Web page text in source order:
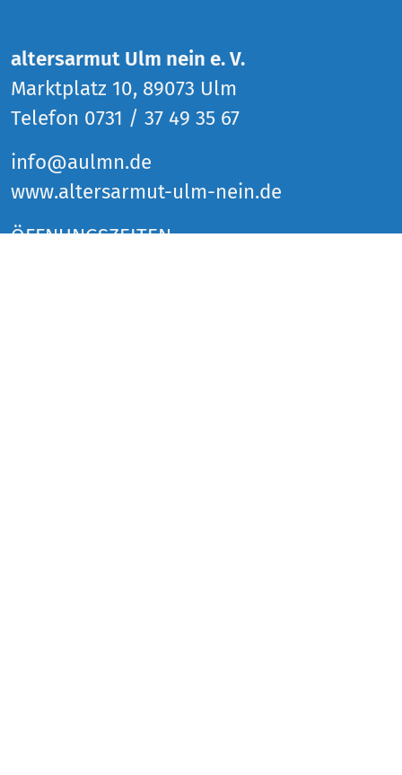
altersarmut Ulm nein e. V.
Marktplatz 10, 89073 Ulm
Telefon 0731 / 37 49 35 67
info@aulmn.de
www.altersarmut-ulm-nein.de
ÖFFNUNGSZEITEN